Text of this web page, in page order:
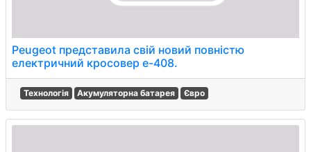
Peugeot представила свій новий повністю
електричний кросовер e-408.
Технологія Акумуляторна батарея Євро